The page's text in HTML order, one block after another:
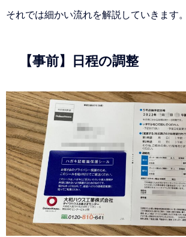
それでは細かい流れを解説していきます。
【事前】日程の調整